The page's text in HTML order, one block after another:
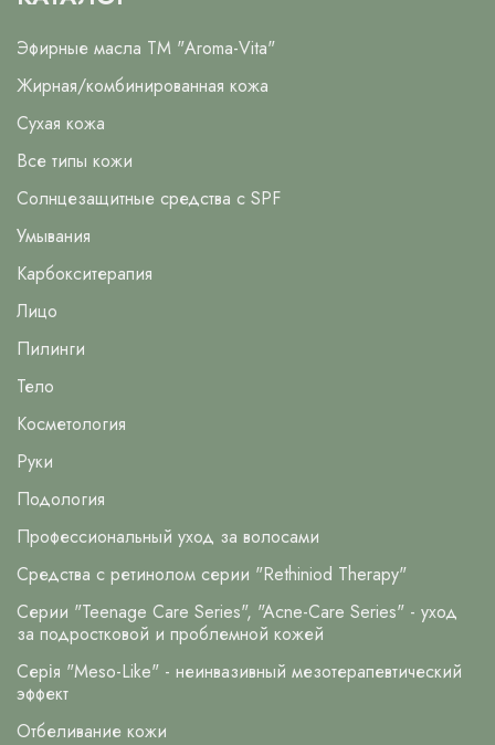
Эфирные масла ТМ "Aroma-Vita"
Жирная/комбинированная кожа
Сухая кожа
Все типы кожи
Солнцезащитные средства с SPF
Умывания
Карбокситерапия
Лицо
Пилинги
Тело
Косметология
Руки
Подология
Профессиональный уход за волосами
Средства с ретинолом серии "Rethiniod Therapy"
Серии "Teenage Care Series", "Acne-Care Series" - уход
за подростковой и проблемной кожей
Серія "Meso-Like" - неинвазивный мезотерапевтический
эффект
Отбеливание кожи